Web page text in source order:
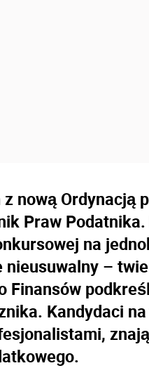
nową Ordynacją
Praw
na
nieusuwalny –
Finansów
Kandydaci